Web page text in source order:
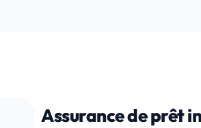
Assurance de prêt